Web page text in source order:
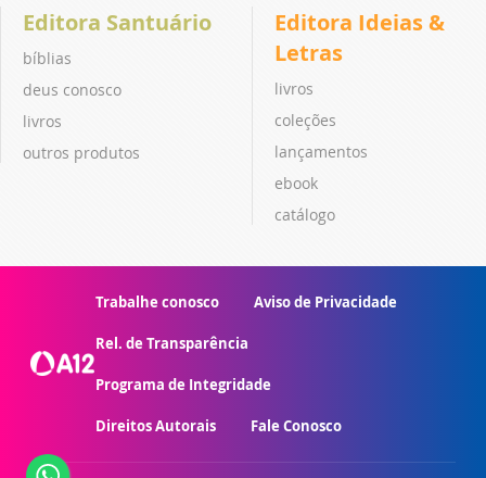
Editora Santuário
bíblias
deus conosco
livros
outros produtos
Editora Ideias &
Letras
livros
coleções
lançamentos
ebook
catálogo
Trabalhe conosco Aviso de Privacidade
Rel. de Transparência
Programa de Integridade
Direitos Autorais Fale Conosco